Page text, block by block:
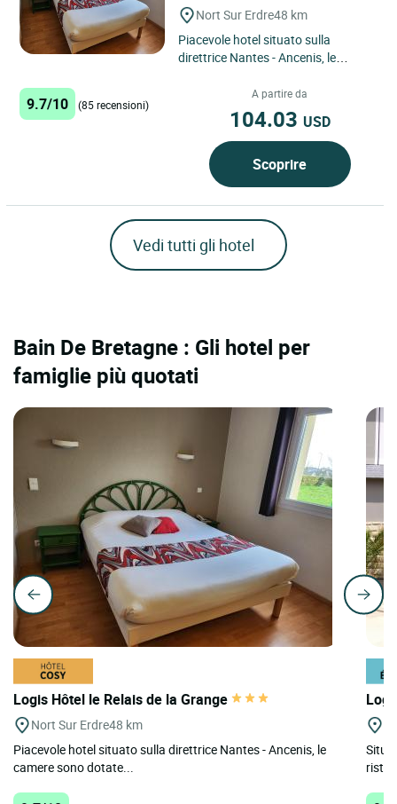
Nort Sur Erdre48 km
Piacevole hotel situato sulla
direttrice Nantes - Ancenis, le
climatizzatore, docce
idromassaggio,...
9.7/10 (85 recensioni)
A partire da
104.03 USD
Scoprire
Vedi tutti gli hotel
Bain De Bretagne : Gli hotel per
famiglie più quotati
Logis Hôtel le Relais de la Grange
Nort Sur Erdre48 km
Piacevole hotel situato sulla direttrice Nantes - Ancenis, le
camere sono dotate...